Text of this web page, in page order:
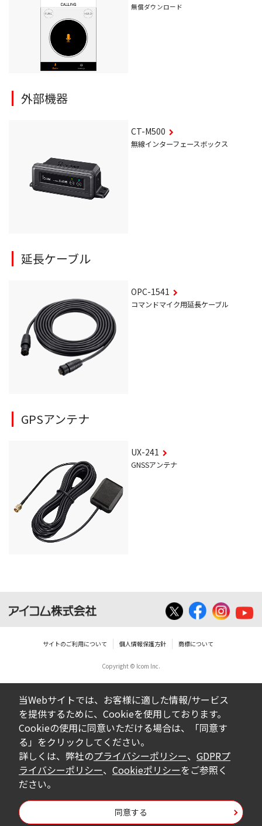
無償ダウンロード
外部機器
CT-M500
無線インターフェースボックス
延長ケーブル
OPC-1541
コマンドマイク用延長ケーブル
GPSアンテナ
UX-241
GNSSアンテナ
サイトのご利用について 個人情報保護方針 商標について
Copyright © Icom Inc.
当Webサイトでは、お客様に適した情報/サービス
を提供するために、Cookieを使用しております。
Cookieの使用に同意いただける場合は、「同意す
る」をクリックしてください。
詳しくは、弊社のプライバシーポリシー、 GDPRプ
ライバシーポリシー、 Cookieポリシーをご参照く
ださい。
同意する